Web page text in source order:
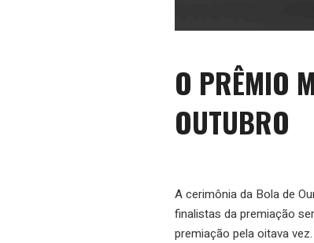
O PRÊMIO
OUTUBRO
A cerimônia da Bola de
finalistas da premiação
premiação pela oitava vez.